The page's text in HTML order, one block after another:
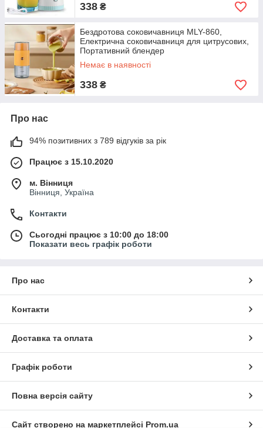
338 ₴
Бездротова соковичавниця MLY-860,
Електрична соковичавниця для цитрусових,
Портативний блендер
Немає в наявності
338 ₴
Про нас
94% позитивних з 789 відгуків за рік
Працює з 15.10.2020
м. Вінниця
Вінниця, Україна
Контакти
Сьогодні працює з 10:00 до 18:00
Показати весь графік роботи
Про нас
Контакти
Доставка та оплата
Графік роботи
Повна версія сайту
Сайт створено на маркетплейсі Prom.ua